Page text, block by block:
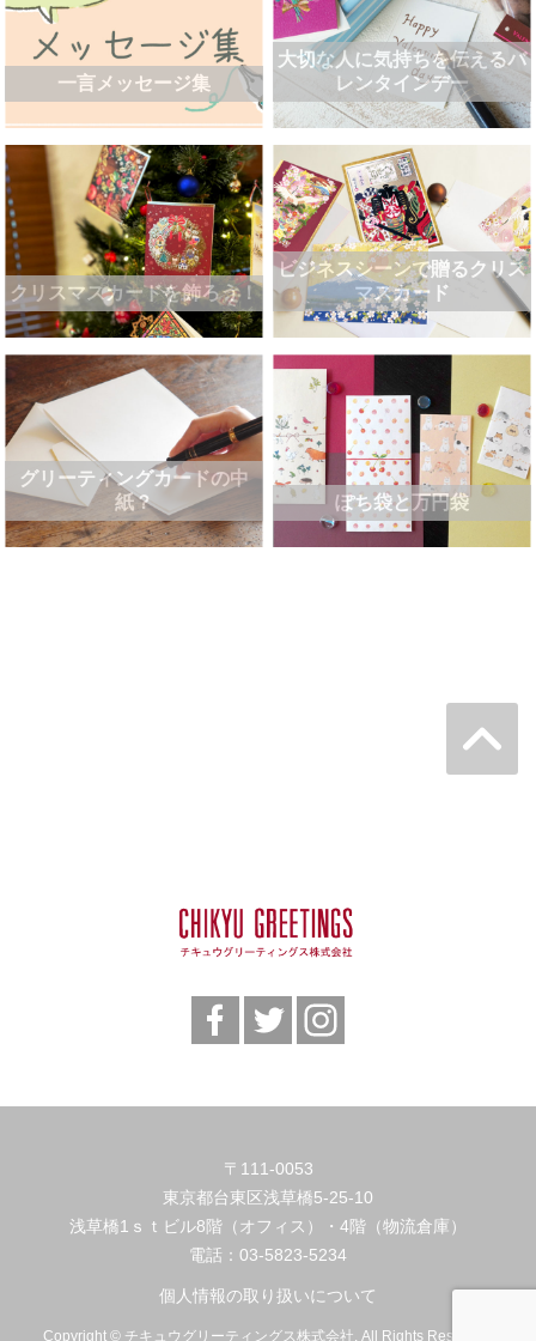
一言メッセージ集
大切な人に気持ちを伝えるバ
レンタインデー
クリスマスカードを飾ろう！
ビジネスシーンで贈るクリス
マスカード
グリーティングカードの中
紙？
ぽち袋と万円袋
〒111-0053
東京都台東区浅草橋5-25-10
浅草橋1ｓｔビル8階（オフィス）・4階（物流倉庫）
電話： 03-5823-5234
個人情報の取り扱いについて
Copyright © チキュウグリーティングス株式会社. All Rights Reserved.